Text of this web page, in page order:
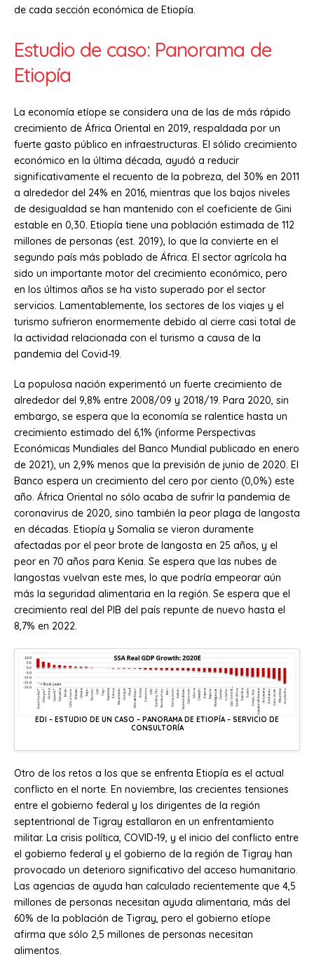
de cada sección económica de Etiopía.
Estudio de caso: Panorama de
Etiopía
La economía etíope se considera una de las de más rápido
crecimiento de África Oriental en 2019, respaldada por un
fuerte gasto público en infraestructuras. El sólido crecimiento
económico en la última década, ayudó a reducir
significativamente el recuento de la pobreza, del 30% en 2011
a alrededor del 24% en 2016, mientras que los bajos niveles
de desigualdad se han mantenido con el coeficiente de Gini
estable en 0,30. Etiopía tiene una población estimada de 112
millones de personas (est. 2019), lo que la convierte en el
segundo país más poblado de África. El sector agrícola ha
sido un importante motor del crecimiento económico, pero
en los últimos años se ha visto superado por el sector
servicios. Lamentablemente, los sectores de los viajes y el
turismo sufrieron enormemente debido al cierre casi total de
la actividad relacionada con el turismo a causa de la
pandemia del Covid-19.
La populosa nación experimentó un fuerte crecimiento de
alrededor del 9,8% entre 2008/09 y 2018/19. Para 2020, sin
embargo, se espera que la economía se ralentice hasta un
crecimiento estimado del 6,1% (informe Perspectivas
Económicas Mundiales del Banco Mundial publicado en enero
de 2021), un 2,9% menos que la previsión de junio de 2020. El
Banco espera un crecimiento del cero por ciento (0,0%) este
año. África Oriental no sólo acaba de sufrir la pandemia de
coronavirus de 2020, sino también la peor plaga de langosta
en décadas. Etiopía y Somalia se vieron duramente
afectadas por el peor brote de langosta en 25 años, y el
peor en 70 años para Kenia. Se espera que las nubes de
langostas vuelvan este mes, lo que podría empeorar aún
más la seguridad alimentaria en la región. Se espera que el
crecimiento real del PIB del país repunte de nuevo hasta el
8,7% en 2022.
EDI – ESTUDIO DE UN CASO – PANORAMA DE ETIOPÍA – SERVICIO DE
CONSULTORÍA
Otro de los retos a los que se enfrenta Etiopía es el actual
conflicto en el norte. En noviembre, las crecientes tensiones
entre el gobierno federal y los dirigentes de la región
septentrional de Tigray estallaron en un enfrentamiento
militar. La crisis política, COVID-19, y el inicio del conflicto entre
el gobierno federal y el gobierno de la región de Tigray han
provocado un deterioro significativo del acceso humanitario.
Las agencias de ayuda han calculado recientemente que 4,5
millones de personas necesitan ayuda alimentaria, más del
60% de la población de Tigray, pero el gobierno etíope
afirma que sólo 2,5 millones de personas necesitan
alimentos.